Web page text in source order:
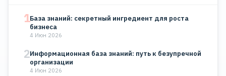
1База знаний: секретный ингредиент для роста
бизнеса
4 Июн 2026
2Информационная база знаний: путь к безупречной
организации
4 Июн 2026